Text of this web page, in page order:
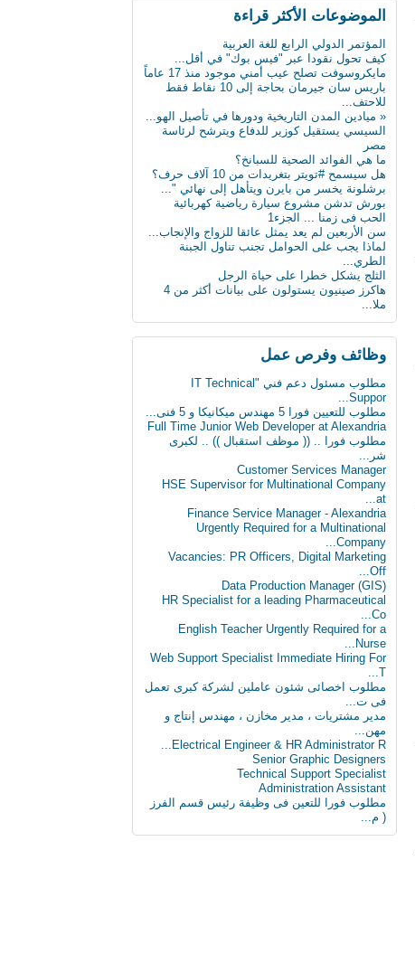
بعد 3 عقود عدد الروبوتات سيفوق تعداد البشر
بن...
أول ساعة ذكية للمكفوفين.. تحسس الرسائل
على ال...
كيف تعطّل تحديث فيس بوك الذي أزعج الجميع؟
دراسة : كيلو عسل النحل يمنح طاقة تعادل 3
آلاف...
سن الأربعين لم يعد يمثل عائقا للزواج والإنجاب...
ثورة في عالم الطب: حبوب مبتكرة تنقل
البيانات...
علماء يابانيون يكشفون الرابط بين قلة النوم وا...
دماغك قد يقتلك بسبب السكر
8 حيل ذكية تجعل حياتك أسهل
« ميادين المدن التاريخية ودورها في تأصيل الهو...
ابتكار طبي يستخدم سائلا غير الدم لقياس
مستوى...
دراسة: المأكولات البحرية تطيل العمر
البدناء أكثر سعادة من غيرهم!
كاسبرسكي: Skygofree برمجية قوية ومتقدمة
للتج...
الموضوعات اﻷكثر قراءة
المؤتمر الدولي الرابع للغة العربية
كيف تحول نقودا عبر "فيس بوك" في أقل...
مايكروسوفت تصلح عيب أمني موجود منذ 17 عاماً
باريس سان جيرمان بحاجة إلى 10 نقاط فقط
للاحتف...
« ميادين المدن التاريخية ودورها في تأصيل الهو...
السيسي يستقيل كوزير للدفاع ويترشح لرئاسة
مصر
ما هي الفوائد الصحية للسبانخ؟
هل سيسمح #تويتر بتغريدات من 10 آلاف حرف؟
برشلونة يخسر من بايرن ويتأهل إلى نهائي "...
بورش تدشن مشروع سيارة رياضية كهربائية
الحب فى زمنا ... الجزء1
سن الأربعين لم يعد يمثل عائقا للزواج والإنجاب...
لماذا يجب على الحوامل تجنب تناول الجبنة
الطري...
الثلج يشكل خطرا على حياة الرجل
هاكرز صينيون يستولون على بيانات أكثر من 4
ملا...
وظائف وفرص عمل
مطلوب مسئول دعم فني "IT Technical
Suppor...
مطلوب للتعيين فورا 5 مهندس ميكانيكا و 5 فنى...
Full Time Junior Web Developer at Alexandria
مطلوب‬ فورا .. (( موظف استقبال )) .. لكبرى
شر...
Customer Services Manager
HSE Supervisor for Multinational Company
at...
Finance Service Manager - Alexandria
Urgently Required for a Multinational
Company...
Vacancies: PR Officers, Digital Marketing
Off...
Data Production Manager (GIS)
HR Specialist for a leading Pharmaceutical
Co...
English Teacher Urgently Required for a
Nurse...
Web Support Specialist Immediate Hiring For
T...
مطلوب اخصائى شئون عاملين لشركة كبرى تعمل
فى ت...
مدير مشتريات ، مدير مخازن ، مهندس إنتاج و
مهن...
Electrical Engineer & HR Administrator R...
Senior Graphic Designers
Technical Support Specialist
Administration Assistant
مطلوب فورا للتعين فى وظيفة رئيس قسم الفرز
( م...